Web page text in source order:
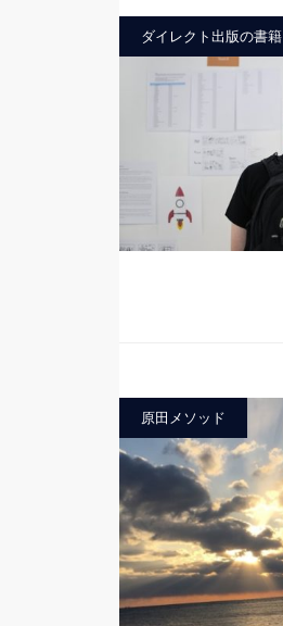
ダイレクト出版の書籍
原田メソッド